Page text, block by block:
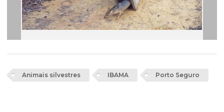
Animais silvestres IBAMA Porto Seguro